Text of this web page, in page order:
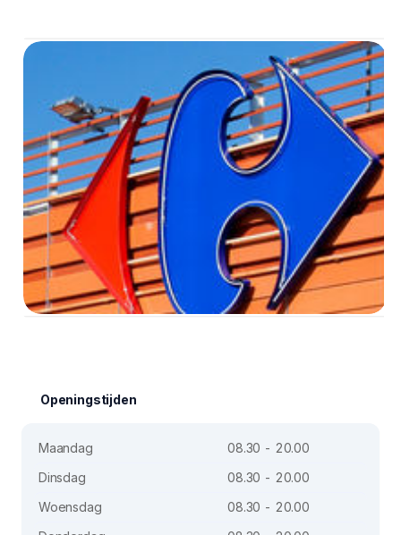
Openingstijden
Maandag
08.30 - 20.00
Dinsdag
08.30 - 20.00
Woensdag
08.30 - 20.00